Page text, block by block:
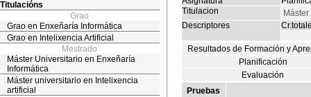
Titulacións
Grao
Grao en Enxeñaría Informática
Grao en Intelixencia Artificial
Mestrado
Máster Universitario en Enxeñaría
Informática
Máster universitario en Intelixencia
artificial
Titulacion
Descriptores
Resultados de Formación y
Planificación
Evaluación
Pruebas